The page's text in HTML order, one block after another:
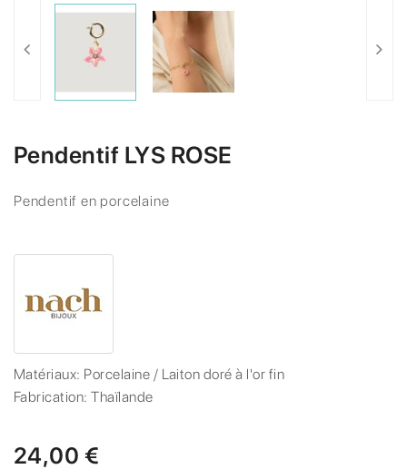
Pendentif LYS ROSE
Pendentif en porcelaine
Matériaux: Porcelaine / Laiton doré à l'or fin
Fabrication:Thaïlande
24,00 €